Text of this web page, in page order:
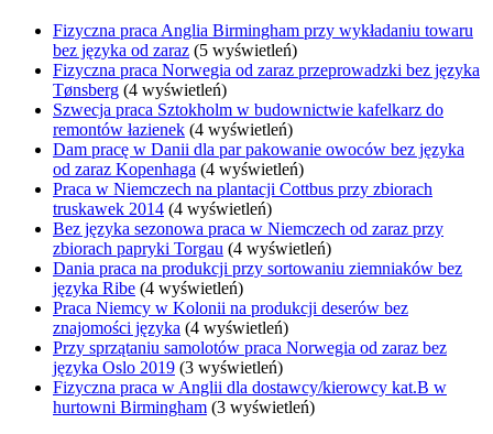
Fizyczna praca Anglia Birmingham przy wykładaniu towaru
bez języka od zaraz (5 wyświetleń)
Fizyczna praca Norwegia od zaraz przeprowadzki bez języka
Tønsberg (4 wyświetleń)
Szwecja praca Sztokholm w budownictwie kafelkarz do
remontów łazienek (4 wyświetleń)
Dam pracę w Danii dla par pakowanie owoców bez języka
od zaraz Kopenhaga (4 wyświetleń)
Praca w Niemczech na plantacji Cottbus przy zbiorach
truskawek 2014 (4 wyświetleń)
Bez języka sezonowa praca w Niemczech od zaraz przy
zbiorach papryki Torgau (4 wyświetleń)
Dania praca na produkcji przy sortowaniu ziemniaków bez
języka Ribe (4 wyświetleń)
Praca Niemcy w Kolonii na produkcji deserów bez
znajomości języka (4 wyświetleń)
Przy sprzątaniu samolotów praca Norwegia od zaraz bez
języka Oslo 2019 (3 wyświetleń)
Fizyczna praca w Anglii dla dostawcy/kierowcy kat.B w
hurtowni Birmingham (3 wyświetleń)